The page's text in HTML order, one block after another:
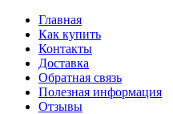
Главная
Как купить
Контакты
Доставка
Обратная связь
Полезная информация
Отзывы